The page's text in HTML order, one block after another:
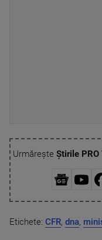
Urmărește Știrile PRO
Etichete: CFR, dna,